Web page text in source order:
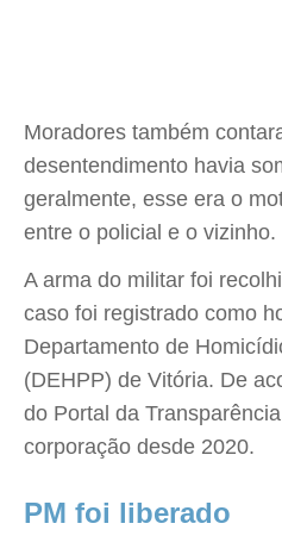
Moradores também
desentendimento havia
geralmente, esse era o
entre o policial e o vizinho.
A arma do militar foi
caso foi registrado como
Departamento de
(DEHPP) de Vitória. De
do Portal da
corporação desde 2020.
PM foi liberado